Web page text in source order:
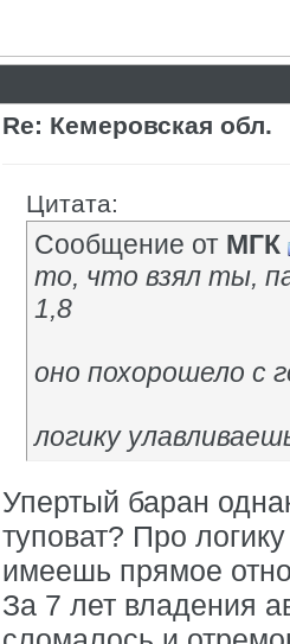
Re: Кемеровская обл.
Цитата:
Сообщение от МГК
то, что взял ты,
1,8
оно похорошело с
логику
Упертый баран
туповат? Про
имеешь прямое
За 7 лет владения